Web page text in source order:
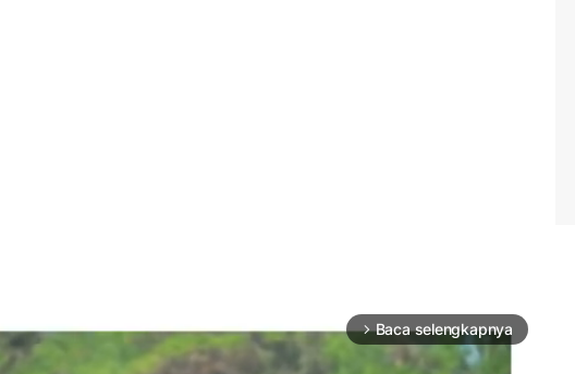
arrow_forward_ios Baca selengkapnya